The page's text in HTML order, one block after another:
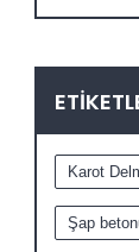
Karot
Şap